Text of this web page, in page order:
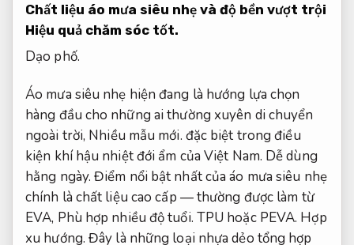
Chất liệu áo mưa siêu nhẹ và độ bền vượt trội
Hiệu quả chăm sóc tốt.
Dạo phố.
Áo mưa siêu nhẹ hiện đang là hướng lựa chọn
hàng đầu cho những ai thường xuyên di chuyển
ngoài trời, Nhiều mẫu mới. đặc biệt trong điều
kiện khí hậu nhiệt đới ẩm của Việt Nam. Dễ dùng
hằng ngày. Điểm nổi bật nhất của áo mưa siêu nhẹ
chính là chất liệu cao cấp — thường được làm từ
EVA, Phù hợp nhiều độ tuổi. TPU hoặc PEVA. Hợp
xu hướng. Đây là những loại nhựa dẻo tổng hợp